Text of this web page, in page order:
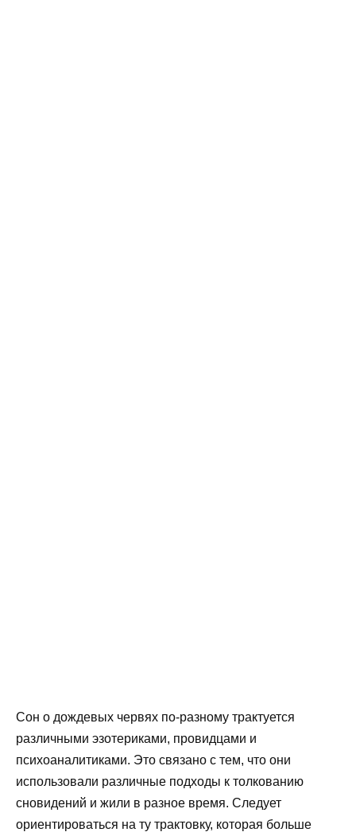
Сон о дождевых червях по-разному трактуется
различными эзотериками, провидцами и
психоаналитиками. Это связано с тем, что они
использовали различные подходы к толкованию
сновидений и жили в разное время. Следует
ориентироваться на ту трактовку, которая больше